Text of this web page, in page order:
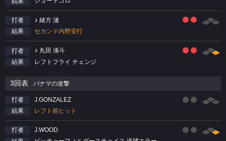
打者
緒方 漣
結果
セカンド内野安打
打者
丸田 湊斗
結果
レフトフライ チェンジ
3回表 パナマの攻撃
打者
J.GONZALEZ
結果
レフト前ヒット
打者
J.WOOD